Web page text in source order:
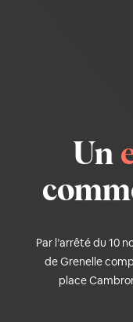
Un
Par l’arrêté du 10
de Grenelle
place